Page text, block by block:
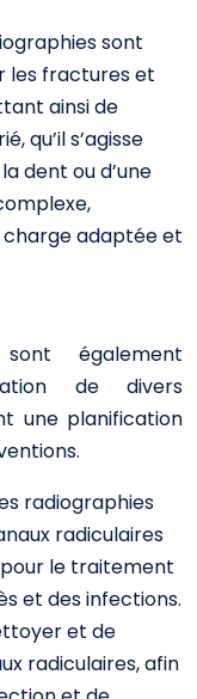
sont
les fractures et
ainsi de
qu’il s’agisse
dent ou d’une
charge adaptée et
également
de divers
une planification
radiographies
radiculaires
le traitement
et des infections.
et de
radiculaires, afin